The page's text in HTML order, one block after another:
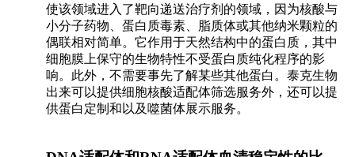
使该领域进入了靶向递送治疗剂的领域，因为核酸与
小分子药物、蛋白质毒素、脂质体或其他纳米颗粒的
偶联相对简单。它作用于天然结构中的蛋白质，其中
细胞膜上保守的生物特性不受蛋白质纯化程序的影
响。此外，不需要事先了解某些其他蛋白。泰克生物
出来可以提供细胞核酸适配体筛选服务外，还可以提
供蛋白定制和以及噬菌体展示服务。